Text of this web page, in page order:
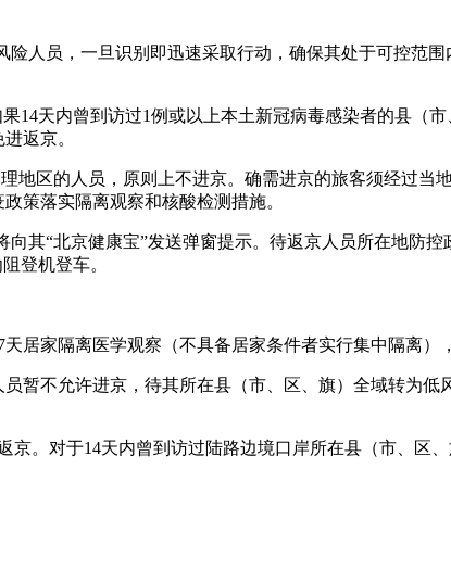
人员，一旦识别即迅速采取行动，确保其处于可控范
14天内曾到访过1例或以上本土新冠病毒感染者的县（
返京。
地区的人员，原则上不进京。确需进京的旅客须经过当
策落实隔离观察和核酸检测措施。
其“北京健康宝”发送弹窗提示。待返京人员所在地防
登机登车。
居家隔离医学观察（不具备居家条件者实行集中隔离）
暂不允许进京，待其所在县（市、区、旗）全域转为低
。对于14天内曾到访过陆路边境口岸所在县（市、区